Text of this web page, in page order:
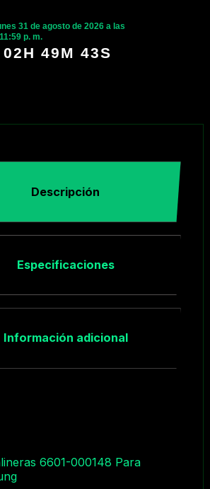
31 de agosto de 2026 a las
11:59 p. m.
49M 43S
Descripción
Especificaciones
Información adicional
6601-000148 Para